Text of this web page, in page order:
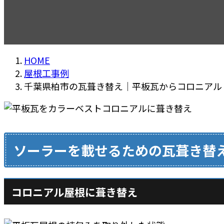
HOME
屋根工事例
千葉県柏市の瓦葺き替え｜平板瓦からコロニアル
ソーラーを載せるための瓦葺き替
コロニアル屋根に葺き替え